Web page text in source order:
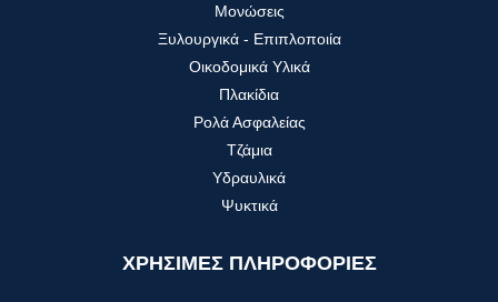
Μονώσεις
Ξυλουργικά - Επιπλοποιία
Οικοδομικά Υλικά
Πλακίδια
Ρολά Ασφαλείας
Τζάμια
Υδραυλικά
Ψυκτικά
ΧΡΗΣΙΜΕΣ ΠΛΗΡΟΦΟΡΙΕΣ